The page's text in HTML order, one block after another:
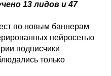
13 лидов и 47
по новым баннерам
нейросетью
подписчики
только